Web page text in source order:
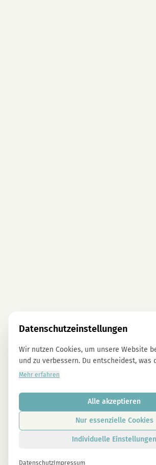
Datenschutzeinstellungen
Wir nutzen Cookies, um unsere Website
und zu verbessern. Du entscheidest, was
Mehr erfahren
Alle akzeptieren
Nur essenzielle Cookies
Individuelle Einstellungen
Datenschutz Impressum